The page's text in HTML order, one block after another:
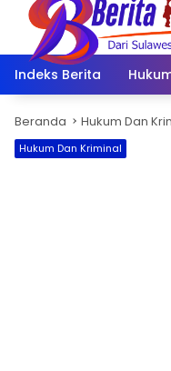
Langsung
konten
Indeks Berita
Beranda Hukum Dan
Hukum Dan Kriminal